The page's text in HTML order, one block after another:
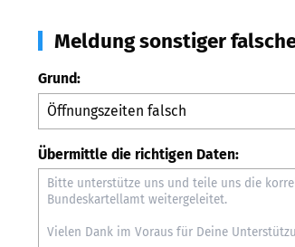
Meldung sonstiger
Grund:
Übermittle die richtigen Daten: